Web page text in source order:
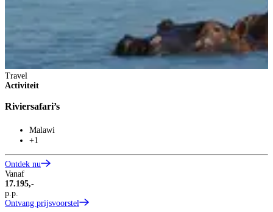
Travel
Activiteit
Riviersafari’s
Malawi
+1
Ontdek nu
Vanaf
17.195,-
p.p.
Ontvang prijsvoorstel